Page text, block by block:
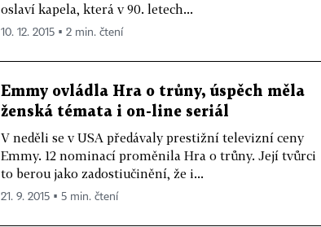
oslaví kapela, která v 90. letech...
10. 12. 2015 ▪ 2 min. čtení
Emmy ovládla Hra o trůny, úspěch měla
ženská témata i on-line seriál
V neděli se v USA předávaly prestižní televizní ceny
Emmy. 12 nominací proměnila Hra o trůny. Její tvůrci
to berou jako zadostiučinění, že i...
21. 9. 2015 ▪ 5 min. čtení